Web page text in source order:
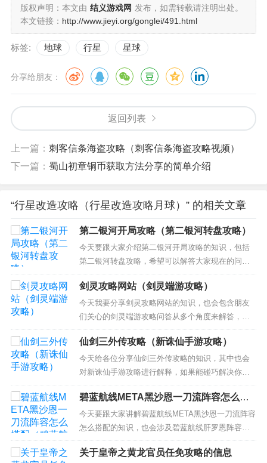
版权声明：本文由 结义游戏网 发布，如需转载请注明出处。
本文链接： http://www.jieyi.org/gonglei/491.html
标签: 地球 行星 星球
分享给朋友：
返回列表
上一篇： 刺客信条海盗攻略（刺客信条海盗攻略视频）
下一篇： 蜀山初章铜币获取方法分享的简单介绍
“行星改造攻略（行星改造攻略月球）” 的相关文章
第二银河开局攻略（第二银河转盘攻略）
今天要跟大家介绍第二银河开局攻略的知识，包括
第二银河转盘攻略，希望可以解答大家现在的问
题！本文目录一览： 1、《第二银河》主权战玩法介
绍 2、第二银河新手攻略大全 新手怎么玩 3、《第
二银河》任务玩法 4、《第二银河》图文全攻略 从
入门到精通教程技巧及资料总结 《第二银河》主权
战玩法介...
剑灵攻略网站（剑灵端游攻略）
今天我要分享剑灵攻略网站的知识，也会包含朋友
们关心的剑灵端游攻略问答从多个角度来解答，我
希望能够解决你现在遇到的问题！ 本文目录一览：
1、剑灵副本攻略大全 剑灵副本攻略有哪些 2、war3
剑灵攻略 3、剑灵攻略 剑灵副本攻略大全 剑灵副本
攻略有哪些 1、蜘蛛巢穴是4人高级难度副本，出
现...
仙剑三外传攻略（新诛仙手游攻略）
今天给各位分享仙剑三外传攻略的知识，其中也会
对新诛仙手游攻略进行解释，如果能碰巧解决你现
在面临的问题，别忘了关注本站，现在开始吧！ 本
文目录一览： 1、仙剑三外传问情篇如何攻略雪见
2、仙剑奇侠传三外传问路攻略 3、仙剑奇侠传三外
传详细攻略 4、仙剑3外传攻略 仙剑3外传唐家堡遇
温慧攻略...
碧蓝航线META黑沙恩一刀流阵容怎么搭
配（碧蓝航线肝罗恩阵容）
今天要跟大家讲解碧蓝航线META黑沙恩一刀流阵容
怎么搭配的知识，也会涉及碧蓝航线肝罗恩阵容，
给大家不一样的解决方案！ 本文目录一览： 1、碧
蓝航线阵容搭配 2、碧蓝航线新手阵容如何搭配 3、
关于皇帝之黄龙官员任免攻略的信息